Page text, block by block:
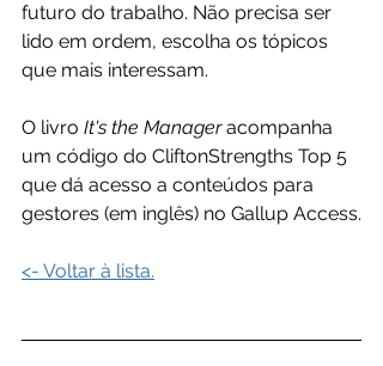
futuro do trabalho. Não precisa ser
lido em ordem, escolha os tópicos
que mais interessam.
O livro It's the Manager acompanha
um código do CliftonStrengths Top 5
que dá acesso a conteúdos para
gestores (em inglês) no Gallup Access.
<- Voltar à lista.